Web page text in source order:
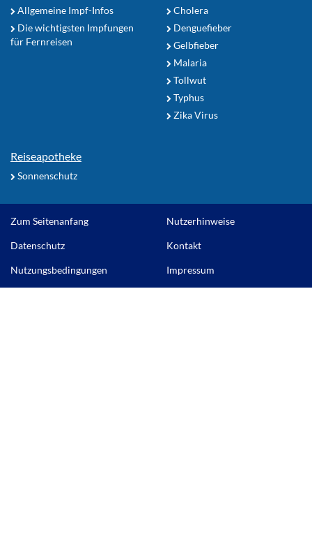
Allgemeine Impf-Infos
Die wichtigsten Impfungen
für Fernreisen
Cholera
Denguefieber
Gelbfieber
Malaria
Tollwut
Typhus
Zika Virus
Reiseapotheke
Sonnenschutz
Zum Seitenanfang Nutzerhinweise
Datenschutz Kontakt
Nutzungsbedingungen Impressum